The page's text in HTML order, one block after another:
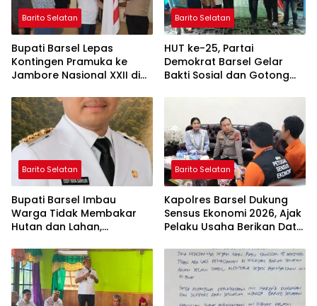
Barito Selatan
Bupati Barsel Lepas
Kontingen Pramuka ke
Jambore Nasional XXII di
Barito Selatan
HUT ke-25, Partai
Demokrat Barsel Gelar
Bakti Sosial dan Gotong
Barito Selatan
Bupati Barsel Imbau
Warga Tidak Membakar
Hutan dan Lahan,
Bebas Kabut Asap
Barito Selatan
Kapolres Barsel Dukung
Sensus Ekonomi 2026, Ajak
Pelaku Usaha Berikan Data